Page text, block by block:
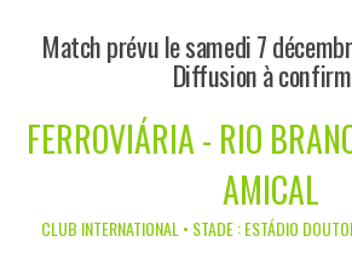
Match prévu le samedi 7
Diffusion à
FERROVIÁRIA - RIO
AMICAL
CLUB INTERNATIONAL • STADE : ESTÁDIO